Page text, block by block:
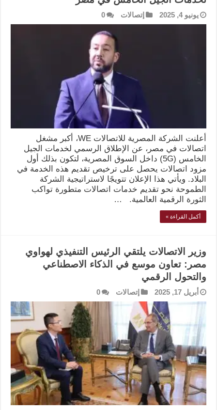
يونيو 4, 2025 إتصالات 0
أعلنت الشركة المصرية للاتصالات WE، أكبر مشغل
اتصالات في مصر، عن الإطلاق الرسمي لخدمات الجيل
الخامس (5G) داخل السوق المصرية، لتكون بذلك أول
مزود اتصالات يحصل على ترخيص تقديم هذه الخدمة في
البلاد. ويأتي هذا الإعلان تتويجًا لاستراتيجية الشركة
الطموحة نحو تقديم خدمات اتصالات متطورة تواكب
الثورة الرقمية العالمية. …
أكمل القراءة »
وزير الاتصالات يلتقي الرئيس التنفيذي لهواوي
مصر: تعاون موسع في الذكاء الاصطناعي
والتحول الرقمي
أبريل 17, 2025 إتصالات 0